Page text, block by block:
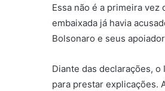
Essa não é a primeira
embaixada já havia
Bolsonaro e seus
Diante das declarações,
para prestar explicações.